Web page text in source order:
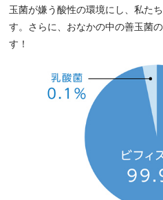
玉菌が嫌う酸性の環境にし、私た
す。さらに、おなかの中の善玉菌
す！